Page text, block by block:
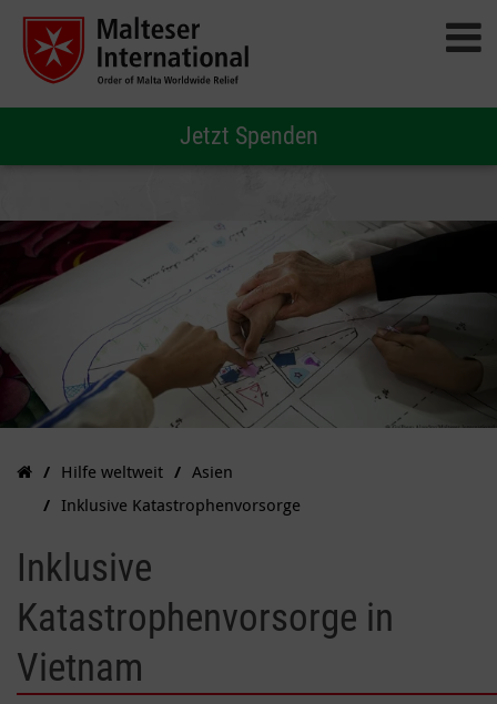
Jetzt Spenden
Hilfe weltweit
Asien
Inklusive Katastrophenvorsorge
Inklusive
Katastrophenvorsorge in
Vietnam